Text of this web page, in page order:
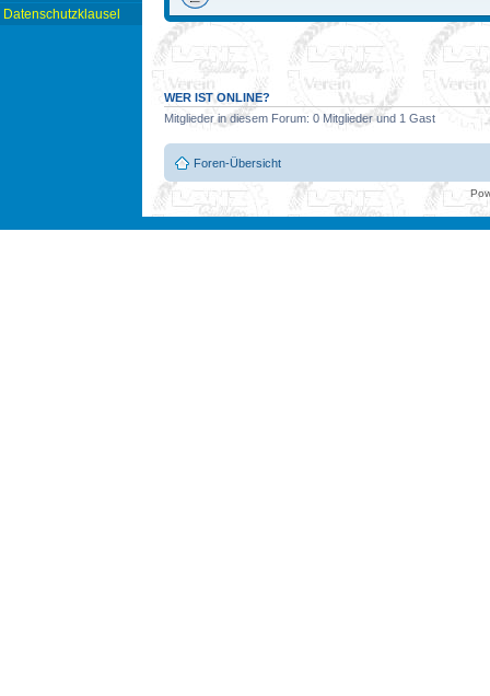
Datenschutzklausel
WER IST ONLINE?
Mitglieder in diesem Forum: 0 Mitglieder und 1 Gast
Foren-Übersicht